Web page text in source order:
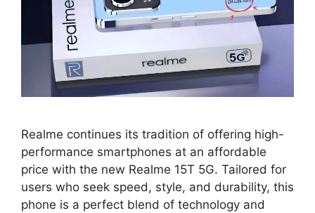
Realme continues its tradition of offering high-
performance smartphones at an affordable
price with the new Realme 15T 5G. Tailored for
users who seek speed, style, and durability, this
phone is a perfect blend of technology and